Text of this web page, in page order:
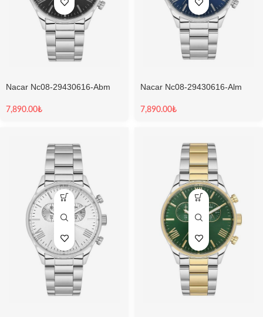
Nacar Nc08-29430616-Abm
7,890.00₺
Nacar Nc08-29430616-Alm
7,890.00₺